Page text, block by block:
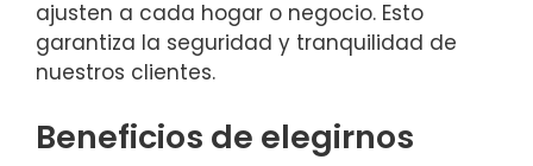
ajusten a cada hogar o negocio. Esto
garantiza la seguridad y tranquilidad de
nuestros clientes.
Beneficios de elegirnos